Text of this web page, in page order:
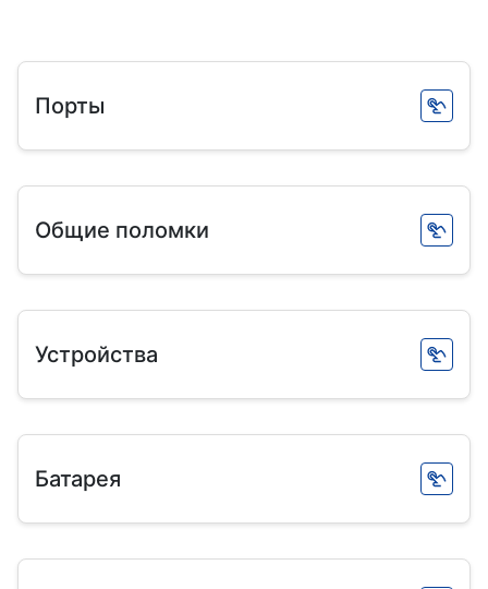
Порты
Общие поломки
Устройства
Батарея